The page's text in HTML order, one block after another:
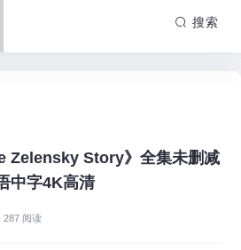
搜索
Zelensky Story》全集未删减
中字4K高清
287 阅读